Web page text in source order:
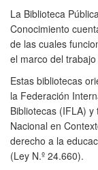
La Biblioteca
Conocimiento
de las cuales
el marco del
Estas bibliotecas
la Federación
Bibliotecas (IFLA)
Nacional en
derecho a la
(Ley N.º 24.660).